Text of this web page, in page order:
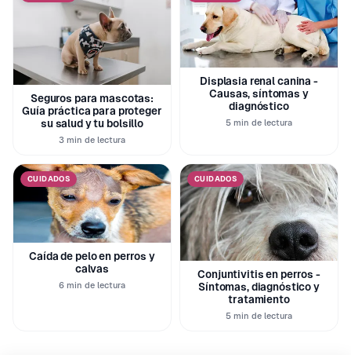
Seguros para mascotas:
Guía práctica para proteger
su salud y tu bolsillo
3 min de lectura
Displasia renal canina -
Causas, síntomas y
diagnóstico
5 min de lectura
CUIDADOS
Caída de pelo en perros y
calvas
6 min de lectura
CUIDADOS
Conjuntivitis en perros -
Síntomas, diagnóstico y
tratamiento
5 min de lectura